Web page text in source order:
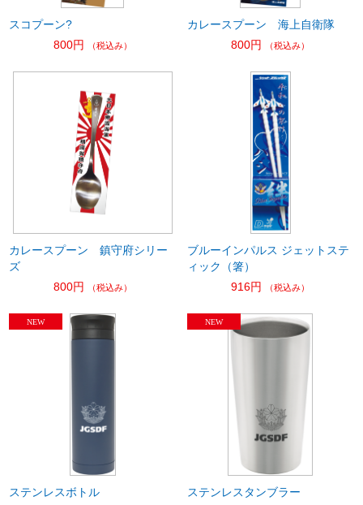
スコプーン?
800円
（税込み）
カレースプーン 海上自衛隊
800円
（税込み）
カレースプーン 鎮守府シリー
ズ
800円
（税込み）
ブルーインパルス ジェットステ
ィック（箸）
916円
（税込み）
ステンレスボトル
ステンレスタンブラー